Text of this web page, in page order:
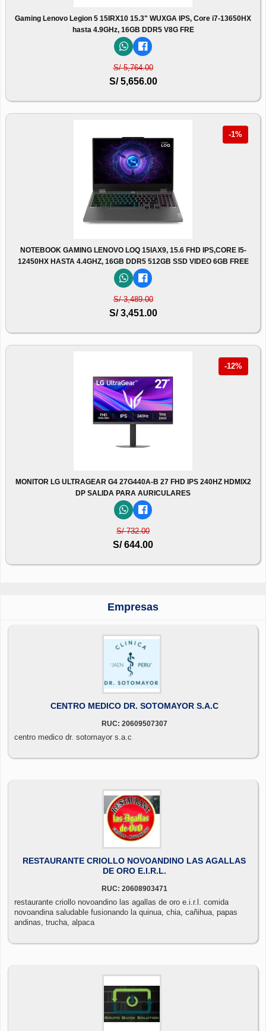
Gaming Lenovo Legion 5 15IRX10 15.3" WUXGA IPS, Core i7-13650HX
hasta 4.9GHz, 16GB DDR5 V8G FRE
S/ 5,764.00
S/ 5,656.00
-1%
NOTEBOOK GAMING LENOVO LOQ 15IAX9, 15.6 FHD IPS,CORE I5-
12450HX HASTA 4.4GHZ, 16GB DDR5 512GB SSD VIDEO 6GB FREE
S/ 3,489.00
S/ 3,451.00
-12%
MONITOR LG ULTRAGEAR G4 27G440A-B 27 FHD IPS 240HZ HDMIX2
DP SALIDA PARA AURICULARES
S/ 732.00
S/ 644.00
Empresas
CENTRO MEDICO DR. SOTOMAYOR S.A.C
RUC: 20609507307
centro medico dr. sotomayor s.a.c
RESTAURANTE CRIOLLO NOVOANDINO LAS AGALLAS
DE ORO E.I.R.L.
RUC: 20608903471
restaurante criollo novoandino las agallas de oro e.i.r.l. comida
novoandina saludable fusionando la quinua, chia, cañihua, papas
andinas, trucha, alpaca